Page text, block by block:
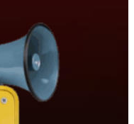
$698.00